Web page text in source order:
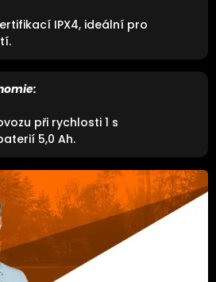
IPX4, ideální pro
při rychlosti 1 s
5,0 Ah.